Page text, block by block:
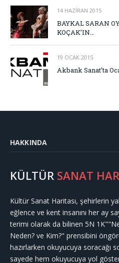
14 HAZIRAN 2015
BAYKAL SARAN
KOÇAK’IN…
19 OCAK 2015
Akbank Sanat’ta
HAKKINDA
KÜLTÜR SANAT
Kültür Sanat Haritası, şehirlerin
eğlence ve kent insanını her ay
terimi olarak da bilinen 5N
Neden? ve Kim?" prensibini
hazırlarken okuyucuya soracağı
sayede hem okuyucuya yol